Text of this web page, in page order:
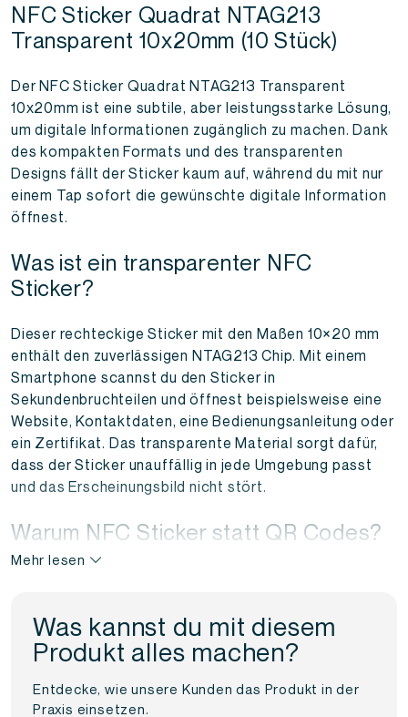
NFC Sticker Quadrat NTAG213
Transparent 10x20mm (10 Stück)
Der NFC Sticker Quadrat NTAG213 Transparent
10x20mm ist eine subtile, aber leistungsstarke Lösung,
um digitale Informationen zugänglich zu machen. Dank
des kompakten Formats und des transparenten
Designs fällt der Sticker kaum auf, während du mit nur
einem Tap sofort die gewünschte digitale Information
öffnest.
Was ist ein transparenter NFC
Sticker?
Dieser rechteckige Sticker mit den Maßen 10×20 mm
enthält den zuverlässigen NTAG213 Chip. Mit einem
Smartphone scannst du den Sticker in
Sekundenbruchteilen und öffnest beispielsweise eine
Website, Kontaktdaten, eine Bedienungsanleitung oder
ein Zertifikat. Das transparente Material sorgt dafür,
dass der Sticker unauffällig in jede Umgebung passt
und das Erscheinungsbild nicht stört.
Warum NFC Sticker statt QR Codes?
öffnen und manuell scannen. Das kostet Zeit und wirkt
veraltet. NFC Sticker sind die moderne Alternative: ein
Tap mit dem Smartphone genügt, um sofort die
richtige digitale Information zu erhalten.
Mehr lesen
Was kannst du mit diesem
Produkt alles machen?
Entdecke, wie unsere Kunden das Produkt in der
Praxis einsetzen.